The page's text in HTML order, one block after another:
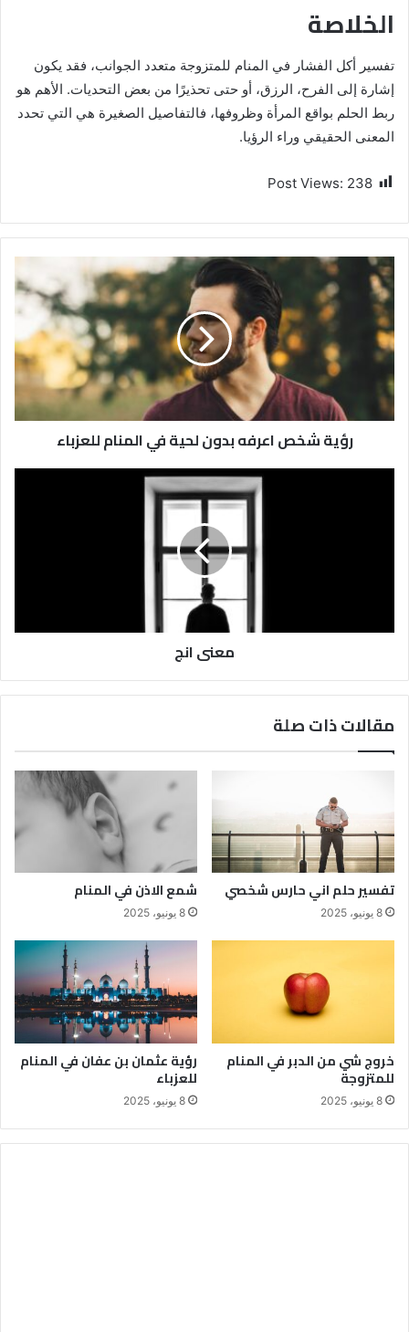
الخلاصة
تفسير أكل الفشار في المنام للمتزوجة متعدد الجوانب، فقد يكون
إشارة إلى الفرح، الرزق، أو حتى تحذيرًا من بعض التحديات. الأهم هو
ربط الحلم بواقع المرأة وظروفها، فالتفاصيل الصغيرة هي التي تحدد
المعنى الحقيقي وراء الرؤيا.
Post Views: 238
رؤية شخص اعرفه بدون لحية في المنام للعزباء
معنى انج
مقالات ذات صلة
تفسير حلم اني حارس شخصي
8 يونيو، 2025
شمع الاذن في المنام
8 يونيو، 2025
خروج شي من الدبر في المنام
للمتزوجة
8 يونيو، 2025
رؤية عثمان بن عفان في المنام
للعزباء
8 يونيو، 2025